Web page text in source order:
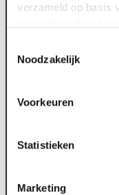
verzameld op basis
Noodzakelijk
Voorkeuren
Statistieken
Marketing
om naar de